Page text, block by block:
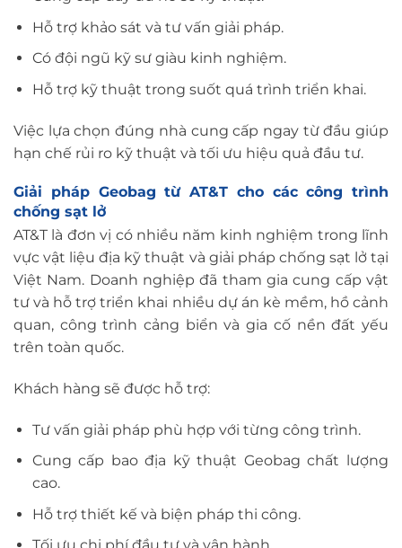
Hỗ trợ khảo sát và tư vấn giải pháp.
Có đội ngũ kỹ sư giàu kinh nghiệm.
Hỗ trợ kỹ thuật trong suốt quá trình triển khai.
Việc lựa chọn đúng nhà cung cấp ngay từ đầu giúp
hạn chế rủi ro kỹ thuật và tối ưu hiệu quả đầu tư.
Giải pháp Geobag từ AT&T cho các công trình
chống sạt lở
AT&T là đơn vị có nhiều năm kinh nghiệm trong lĩnh
vực vật liệu địa kỹ thuật và giải pháp chống sạt lở tại
Việt Nam. Doanh nghiệp đã tham gia cung cấp vật
tư và hỗ trợ triển khai nhiều dự án kè mềm, hồ cảnh
quan, công trình cảng biển và gia cố nền đất yếu
trên toàn quốc.
Khách hàng sẽ được hỗ trợ:
Tư vấn giải pháp phù hợp với từng công trình.
Cung cấp bao địa kỹ thuật Geobag chất lượng
cao.
Hỗ trợ thiết kế và biện pháp thi công.